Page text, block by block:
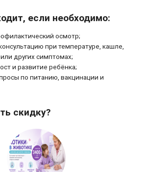
если необходимо:
осмотр;
при температуре, кашле,
других симптомах;
и развитие ребёнка;
по питанию, вакцинации и
скидку?